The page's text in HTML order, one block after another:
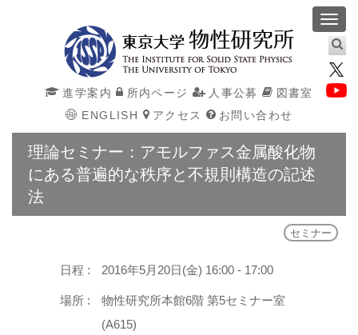
進学案内 所内ページ 人事公募
図書室
ENGLISH
アクセス お問い合わせ
理論セミナー：アモルファス金属酸化物
にある普遍的な秩序と不規則構造の記述
法
セミナー
日程 : 2016年5月20日(金) 16:00 - 17:00
場所 :
物性研究所本館6階 第5セミナー室
(A615)